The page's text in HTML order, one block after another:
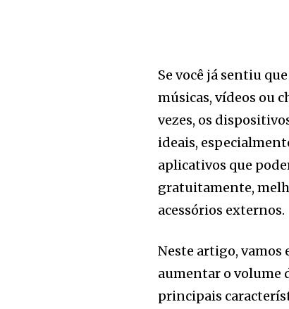
Se você já sentiu
músicas, vídeos ou
vezes, os
ideais,
aplicativos que
gratuitamente,
acessórios externos.
Neste artigo,
aumentar o volume
principais